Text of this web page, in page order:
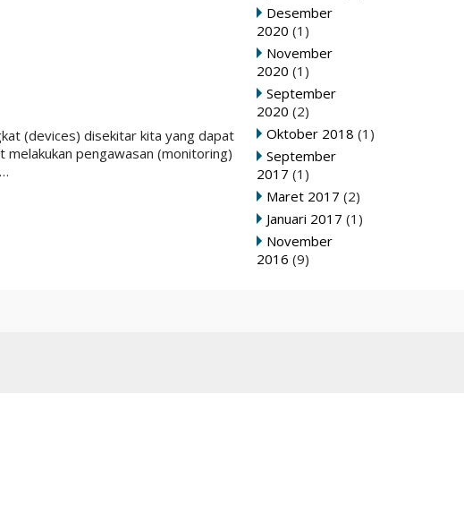
Desember
2020 (1)
November
2020 (1)
September
2020 (2)
Oktober 2018 (1)
September
2017 (1)
Maret 2017 (2)
Januari 2017 (1)
November
2016 (9)
(devices) disekitar kita yang dapat
pengawasan (monitoring)